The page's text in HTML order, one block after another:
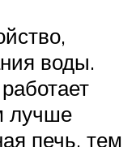
воды.
лучше
печь, тем